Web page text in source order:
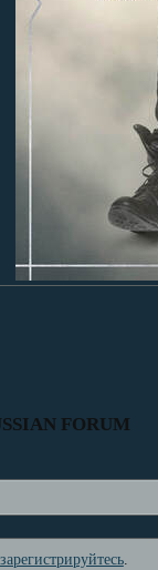
FORUM
зарегистрируйтесь.